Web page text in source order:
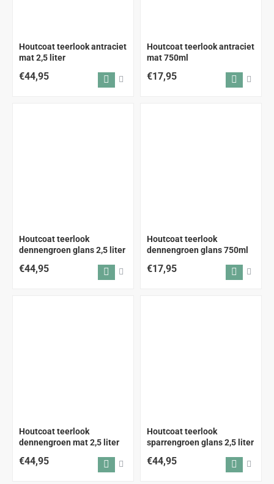
Houtcoat teerlook antraciet
mat 2,5 liter
€44,95
Houtcoat teerlook antraciet
mat 750ml
€17,95
Houtcoat teerlook
dennengroen glans 2,5 liter
€44,95
Houtcoat teerlook
dennengroen glans 750ml
€17,95
Houtcoat teerlook
dennengroen mat 2,5 liter
€44,95
Houtcoat teerlook
sparrengroen glans 2,5 liter
€44,95